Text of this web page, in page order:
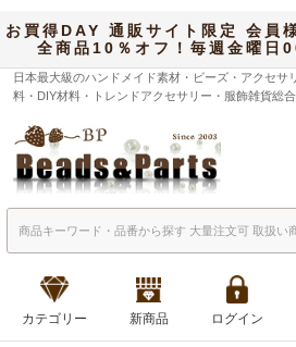
お買得DAY 通販サイト限定 会員
全商品10％オフ！毎週金曜
日本最大級のハンドメイド素材・ビーズ・アクセサ
料・DIY材料・トレンドアクセサリー・服飾雑貨総
カテゴリー 新商品 ログイン